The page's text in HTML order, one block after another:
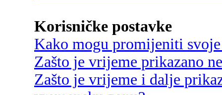
Korisničke postavke
Kako mogu promijeniti svoje
Zašto je vrijeme prikazano
Zašto je vrijeme i dalje